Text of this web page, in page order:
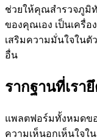
ช่วยให้คุณสำรวจภูมิ
ของคุณเอง เป็นเครื่
เสริมความมั่นใจในตั
อื่น
รากฐานที่เรา
แพลตฟอร์มทั้งหมดขอ
ความเห็นอกเห็นใจใ